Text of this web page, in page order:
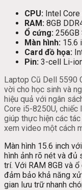
CPU: Intel
RAM: 8GB
Ổ cứng: 256GB
Màn hình: 15.6
Card đồ họa:
Pin: 3-cell Li-
Laptop Cũ Dell 5590
vời cho học sinh và
hiệu quả với ngân
Core i5-8250U, chiếc
giúp thực hiện các
xem video một cách
Màn hình 15.6 inch
hình ảnh rõ nét và đủ
trí. Với RAM 8GB và
đảm bảo khả năng
gian lưu trữ nhanh